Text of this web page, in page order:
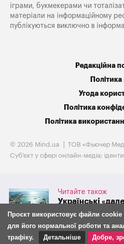
Читайте також
Українські
санкції»
російського
іграми, букмекерами чи
матеріали на інформаційному
публікуються виключно в
Редакційна
Політика
Угода
Політика
Політика
© 2026 Mind.ua
ТОВ «Фьючер
Cуб'єкт у сфері онлайн-медіа;
Проєкт використовує файли cookie
для його нормальної роботи та
трафіку.
Детальніше Добре,